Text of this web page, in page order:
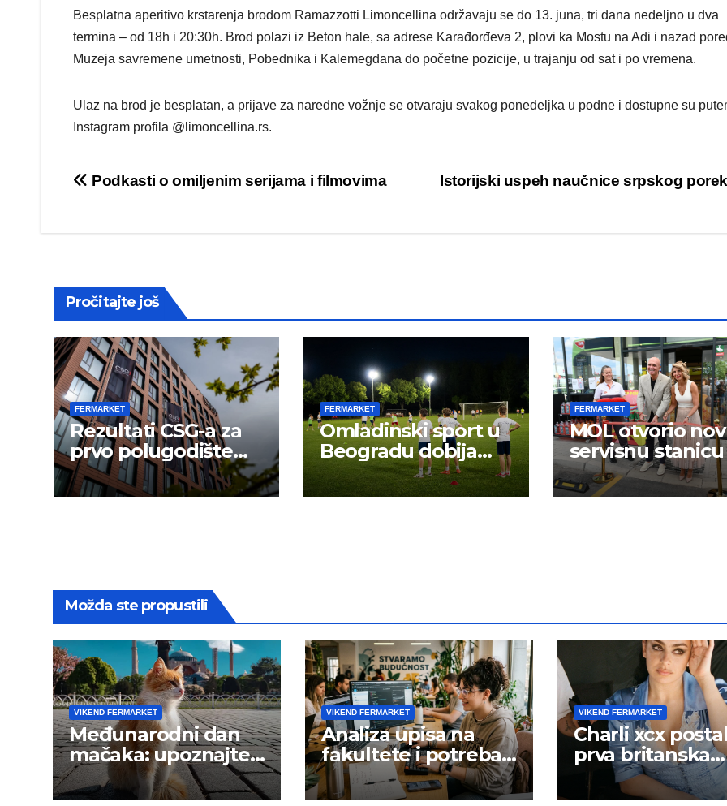
Besplatna aperitivo krstarenja brodom Ramazzotti Limoncellina održavaju se do 13. juna, tri dana nedeljno u dva
termina – od 18h i 20:30h. Brod polazi iz Beton hale, sa adrese Karađorđeva 2, plovi ka Mostu na Adi i nazad
Muzeja savremene umetnosti, Pobednika i Kalemegdana do početne pozicije, u trajanju od sat i po vremena.
Ulaz na brod je besplatan, a prijave za naredne vožnje se otvaraju svakog ponedeljka u podne i dostupne su
Instagram profila @limoncellina.rs.
Post
Istorijski uspeh naučnice srpskog
Podkasti o omiljenim serijama i filmovima
Pročitajte još
FERMARKET
Rezultati CSG-a za
prvo polugodište
2026.
FERMARKET
Omladinski sport u
Beogradu dobija
novu energiju:
FERMARKET
MOL otvorio
servisnu stanicu
Možda ste propustili
VIKEND FERMARKET
Međunarodni dan
mačaka: upoznajte
istanbulske mace
VIKEND FERMARKET
Analiza upisa na
fakultete i potreba
tržišta rada
VIKEND FERMARKET
Charli xcx
prva britanska
pevačica sa dva
albuma na